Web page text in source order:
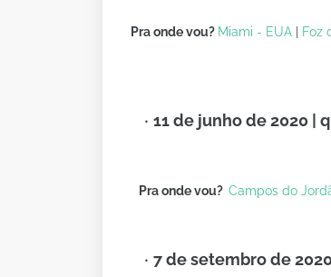
Pra onde vou? Miami - EUA| Foz
11 de junho de 2020 |
Pra onde vou? Campos do
7 de setembro de